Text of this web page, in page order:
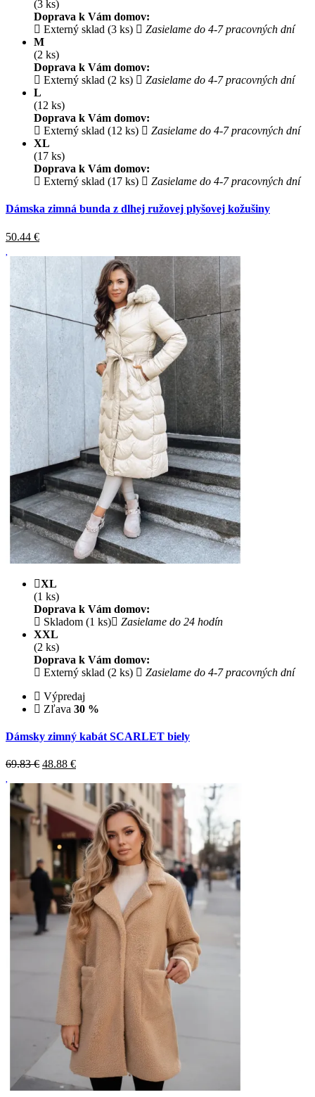
(3 ks)
Doprava k Vám domov:
Externý sklad (3 ks)
Zasielame do 4-7 pracovných dní
M
(2 ks)
Doprava k Vám domov:
Externý sklad (2 ks)
Zasielame do 4-7 pracovných dní
L
(12 ks)
Doprava k Vám domov:
Externý sklad (12 ks)
Zasielame do 4-7 pracovných dní
XL
(17 ks)
Doprava k Vám domov:
Externý sklad (17 ks)
Zasielame do 4-7 pracovných dní
Dámska zimná bunda z dlhej ružovej plyšovej kožušiny
50.44 €
XL
(1 ks)
Doprava k Vám domov:
Skladom (1 ks)
Zasielame do 24 hodín
XXL
(2 ks)
Doprava k Vám domov:
Externý sklad (2 ks)
Zasielame do 4-7 pracovných dní
Výpredaj
Zľava 30 %
Dámsky zimný kabát SCARLET biely
69.83 € 48.88 €